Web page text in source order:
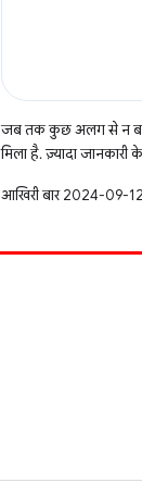
जब तक कुछ अलग से न
मिला है. ज़्यादा जानकारी
आखिरी बार 2024-09-